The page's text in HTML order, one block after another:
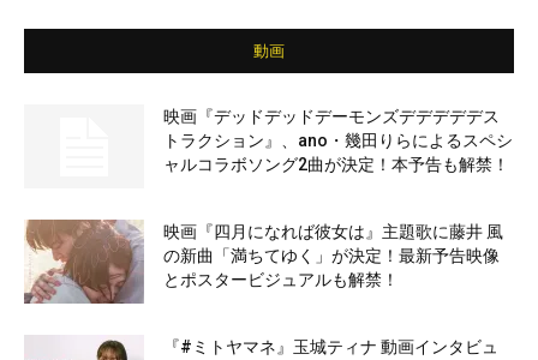
動画
映画『デッドデッドデーモンズデデデデデス
トラクション』、ano・幾田りらによるスペシ
ャルコラボソング2曲が決定！本予告も解禁！
映画『四月になれば彼女は』主題歌に藤井 風
の新曲「満ちてゆく」が決定！最新予告映像
とポスタービジュアルも解禁！
『#ミトヤマネ』玉城ティナ 動画インタビュ